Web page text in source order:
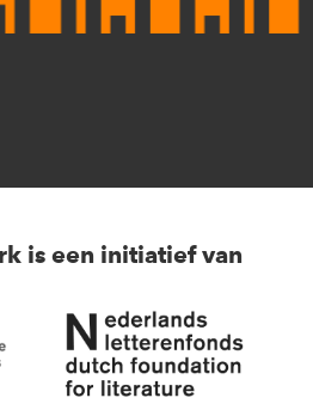
is een initiatief van